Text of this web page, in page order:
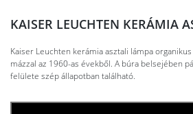
KAISER LEUCHTEN KERÁMIA
Kaiser Leuchten kerámia asztali lámpa
mázzal az 1960-as évekből. A búra belsejében
felülete szép állapotban található.